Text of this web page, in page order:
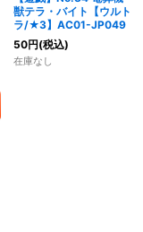
獣テラ・バイト【ウルト
ラ/★3】AC01-JP049
50円(税込)
在庫なし